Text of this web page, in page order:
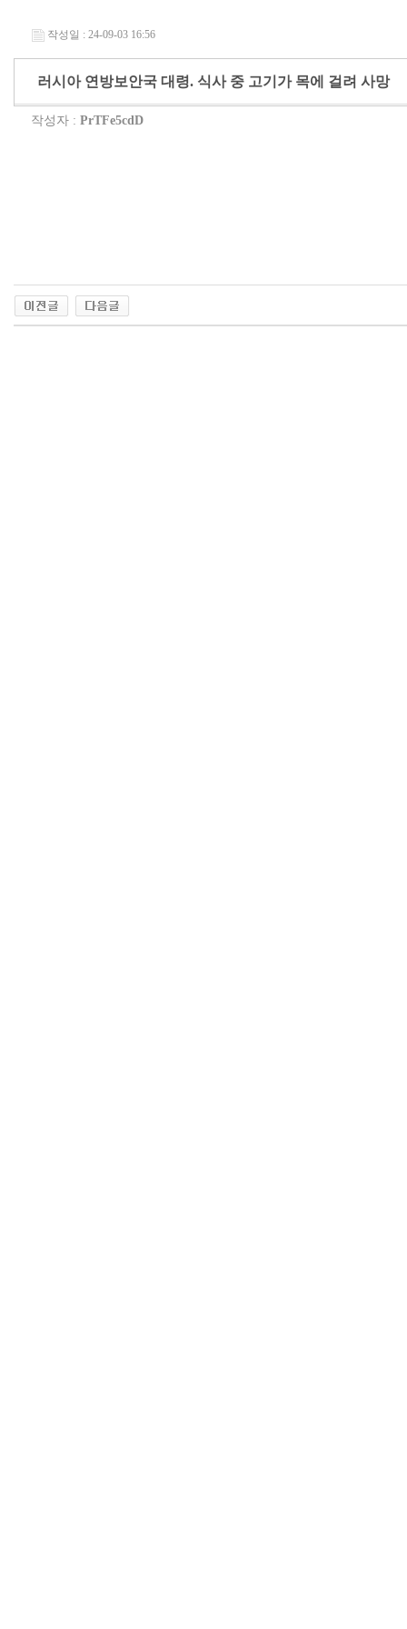
작성일 : 24-09-03 16:56
러시아 연방보안국 대령. 식사 중 고기가 목에 걸려 사망
작성자 : PrTFe5cdD